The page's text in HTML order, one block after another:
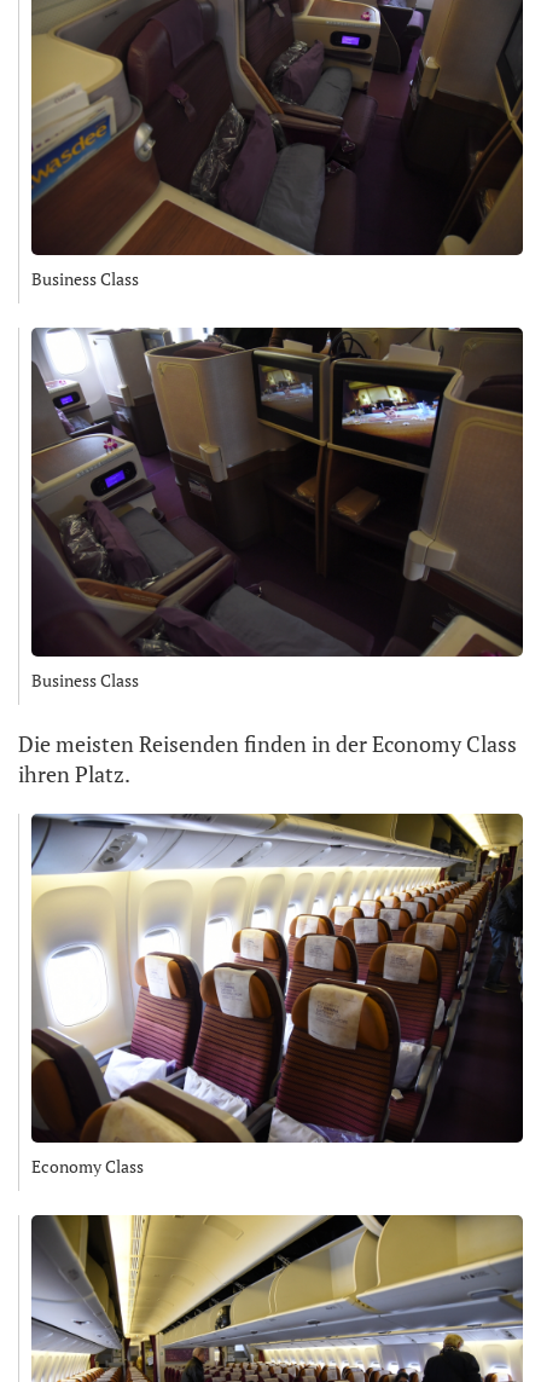
Business Class
Business Class
Die meisten Reisenden finden in der Economy Class
ihren Platz.
Economy Class